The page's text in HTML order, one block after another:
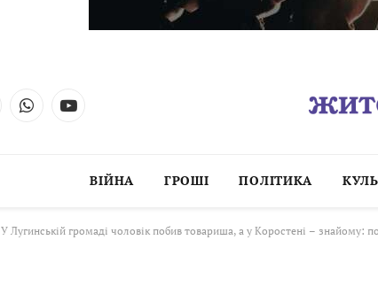
WhatsAppYouTube
ВІЙНА ГРОШІ ПОЛІТИКА
У Лугинській громаді чоловік побив товариша, а у Коростені – знайому: